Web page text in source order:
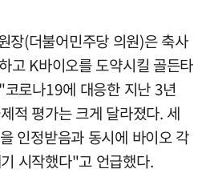
장(더불어민주당 의원)은 축사
고 K바이오를 도약시킬 골든타
로나19에 대응한 지난 3년
적 평가는 크게 달라졌다. 세
인정받음과 동시에 바이오 각
시작했다"고 언급했다.